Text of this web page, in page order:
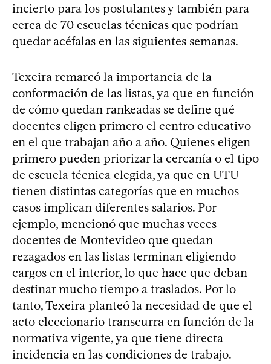
incierto para los postulantes y también para
cerca de 70 escuelas técnicas que podrían
quedar acéfalas en las siguientes semanas.
Texeira remarcó la importancia de la
conformación de las listas, ya que en función
de cómo quedan rankeadas se define qué
docentes eligen primero el centro educativo
en el que trabajan año a año. Quienes eligen
primero pueden priorizar la cercanía o el tipo
de escuela técnica elegida, ya que en UTU
tienen distintas categorías que en muchos
casos implican diferentes salarios. Por
ejemplo, mencionó que muchas veces
docentes de Montevideo que quedan
rezagados en las listas terminan eligiendo
cargos en el interior, lo que hace que deban
destinar mucho tiempo a traslados. Por lo
tanto, Texeira planteó la necesidad de que el
acto eleccionario transcurra en función de la
normativa vigente, ya que tiene directa
incidencia en las condiciones de trabajo.